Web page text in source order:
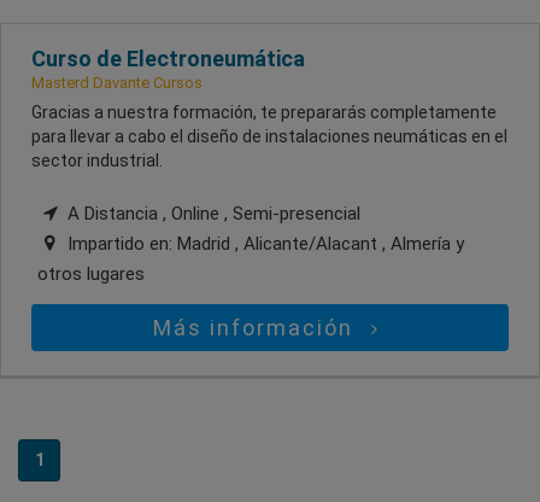
Curso de Electroneumática
Masterd Davante Cursos
Gracias a nuestra formación, te prepararás completamente
para llevar a cabo el diseño de instalaciones neumáticas en el
sector industrial.
A Distancia , Online , Semi-presencial
Impartido en: Madrid , Alicante/Alacant , Almería y
otros lugares
Más información
1